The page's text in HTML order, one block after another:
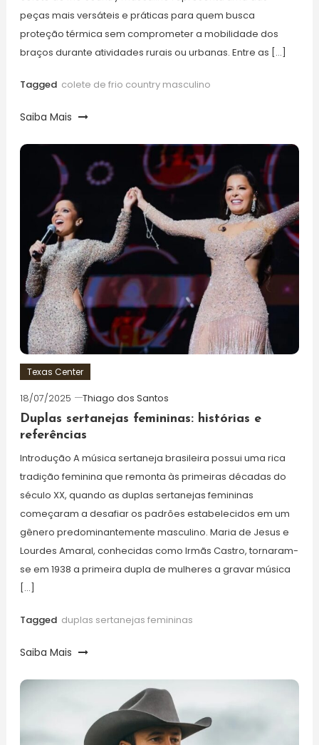
peças mais versáteis e práticas para quem busca
proteção térmica sem comprometer a mobilidade dos
braços durante atividades rurais ou urbanas. Entre as […]
Tagged colete de frio country masculino
Saiba Mais
Texas Center
18/07/2025
Thiago dos Santos
Duplas sertanejas femininas: histórias e
referências
Introdução A música sertaneja brasileira possui uma rica
tradição feminina que remonta às primeiras décadas do
século XX, quando as duplas sertanejas femininas
começaram a desafiar os padrões estabelecidos em um
gênero predominantemente masculino. Maria de Jesus e
Lourdes Amaral, conhecidas como Irmãs Castro, tornaram-
se em 1938 a primeira dupla de mulheres a gravar música
[…]
Tagged duplas sertanejas femininas
Saiba Mais